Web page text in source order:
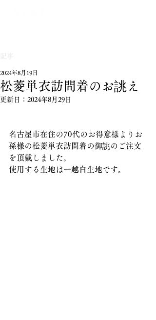
記事
松菱単衣訪問着のお誂え
2024年8月19日
更新日： 2024年8月29日
名古屋市在住の70代のお得意様よりお
孫様の松菱単衣訪問着の御誂のご注文
を頂戴しました。
使用する生地は一越白生地です。